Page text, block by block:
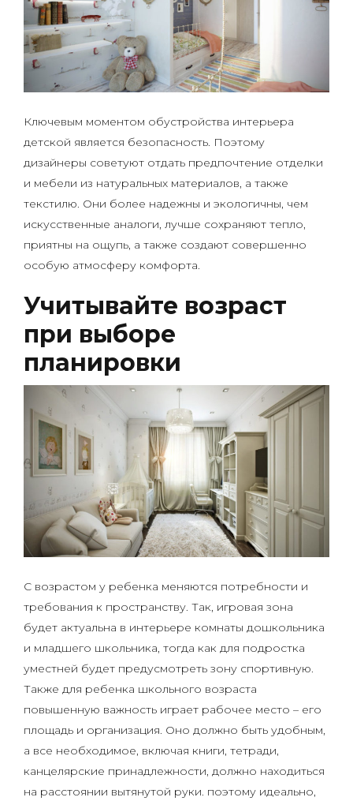
Ключевым моментом обустройства интерьера
детской является безопасность. Поэтому
дизайнеры советуют отдать предпочтение отделки
и мебели из натуральных материалов, а также
текстилю. Они более надежны и экологичны, чем
искусственные аналоги, лучше сохраняют тепло,
приятны на ощупь, а также создают совершенно
особую атмосферу комфорта.
Учитывайте возраст
при выборе
планировки
С возрастом у ребенка меняются потребности и
требования к пространству. Так, игровая зона
будет актуальна в интерьере комнаты дошкольника
и младшего школьника, тогда как для подростка
уместней будет предусмотреть зону спортивную.
Также для ребенка школьного возраста
повышенную важность играет рабочее место – его
площадь и организация. Оно должно быть удобным,
а все необходимое, включая книги, тетради,
канцелярские принадлежности, должно находиться
на расстоянии вытянутой руки. поэтому идеально,